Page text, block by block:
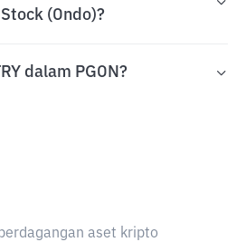
(Ondo)?
dalam PGON?
aset kripto